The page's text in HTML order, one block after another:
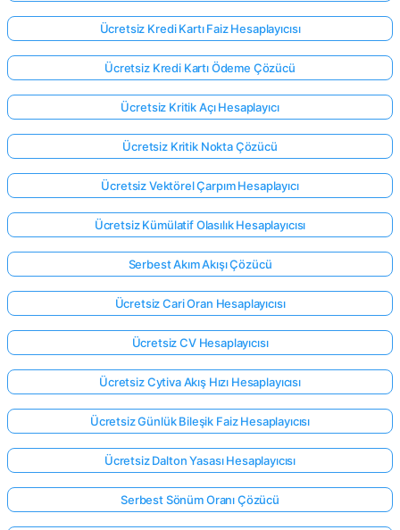
Ücretsiz Kredi Kartı Faiz Hesaplayıcısı
Ücretsiz Kredi Kartı Ödeme Çözücü
Ücretsiz Kritik Açı Hesaplayıcı
Ücretsiz Kritik Nokta Çözücü
Ücretsiz Vektörel Çarpım Hesaplayıcı
Ücretsiz Kümülatif Olasılık Hesaplayıcısı
Serbest Akım Akışı Çözücü
Ücretsiz Cari Oran Hesaplayıcısı
Ücretsiz CV Hesaplayıcısı
Ücretsiz Cytiva Akış Hızı Hesaplayıcısı
Ücretsiz Günlük Bileşik Faiz Hesaplayıcısı
Ücretsiz Dalton Yasası Hesaplayıcısı
Serbest Sönüm Oranı Çözücü